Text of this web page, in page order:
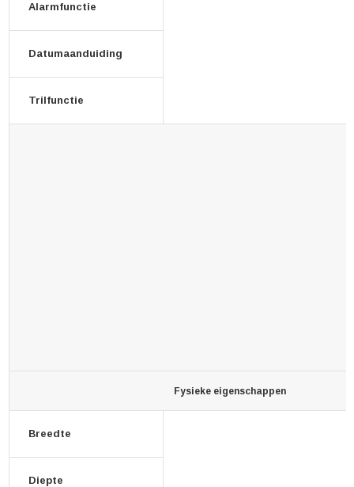
Alarmfunctie
Datumaanduiding
Trilfunctie
Fysieke eigenschappen
Breedte
Diepte